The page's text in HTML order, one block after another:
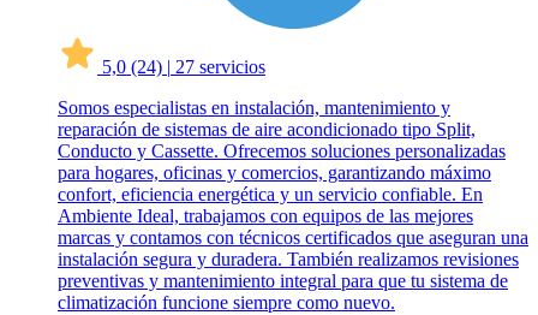
5,0 (24) | 27 servicios
Somos especialistas en instalación, mantenimiento y
reparación de sistemas de aire acondicionado tipo Split,
Conducto y Cassette. Ofrecemos soluciones personalizadas
para hogares, oficinas y comercios, garantizando máximo
confort, eficiencia energética y un servicio confiable. En
Ambiente Ideal, trabajamos con equipos de las mejores
marcas y contamos con técnicos certificados que aseguran una
instalación segura y duradera. También realizamos revisiones
preventivas y mantenimiento integral para que tu sistema de
climatización funcione siempre como nuevo.